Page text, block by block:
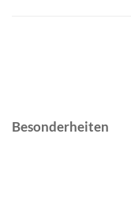
Besonderheiten